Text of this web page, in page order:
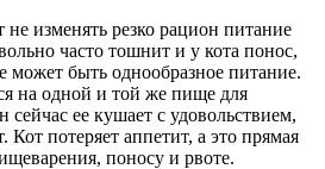
изменять резко рацион питание
часто тошнит и у кота понос,
может быть однообразное питание.
на одной и той же пище для
ее кушает с удовольствием,
Кот потеряет аппетит, а это прямая
поносу и рвоте.